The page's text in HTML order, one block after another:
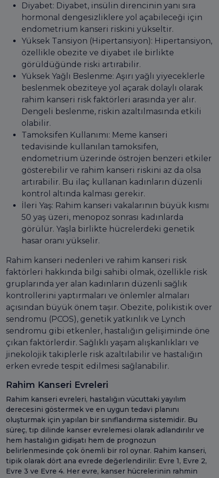
Diyabet: Diyabet, insülin direncinin yanı sıra
hormonal dengesizliklere yol açabileceği için
endometrium kanseri riskini yükseltir.
Yüksek Tansiyon (Hipertansiyon): Hipertansiyon,
özellikle obezite ve diyabet ile birlikte
görüldüğünde riski artırabilir.
Yüksek Yağlı Beslenme: Aşırı yağlı yiyeceklerle
beslenmek obeziteye yol açarak dolaylı olarak
rahim kanseri risk faktörleri arasında yer alır.
Dengeli beslenme, riskin azaltılmasında etkili
olabilir.
Tamoksifen Kullanımı: Meme kanseri
tedavisinde kullanılan tamoksifen,
endometrium üzerinde östrojen benzeri etkiler
gösterebilir ve rahim kanseri riskini az da olsa
artırabilir. Bu ilaç kullanan kadınların düzenli
kontrol altında kalması gerekir.
İleri Yaş: Rahim kanseri vakalarının büyük kısmı
50 yaş üzeri, menopoz sonrası kadınlarda
görülür. Yaşla birlikte hücrelerdeki genetik
hasar oranı yükselir.
Rahim kanseri nedenleri ve rahim kanseri risk
faktörleri hakkında bilgi sahibi olmak, özellikle risk
gruplarında yer alan kadınların düzenli sağlık
kontrollerini yaptırmaları ve önlemler almaları
açısından büyük önem taşır. Obezite, polikistik over
sendromu (PCOS), genetik yatkınlık ve Lynch
sendromu gibi etkenler, hastalığın gelişiminde öne
çıkan faktörlerdir. Sağlıklı yaşam alışkanlıkları ve
jinekolojik takiplerle risk azaltılabilir ve hastalığın
erken evrede tespit edilmesi sağlanabilir.
Rahim Kanseri Evreleri
Rahim kanseri evreleri, hastalığın vücuttaki yayılım
derecesini göstermek ve en uygun tedavi planını
oluşturmak için yapılan bir sınıflandırma sistemidir. Bu
süreç, tıp dilinde kanser evrelemesi olarak adlandırılır ve
hem hastalığın gidişatı hem de prognozun
belirlenmesinde çok önemli bir rol oynar. Rahim kanseri,
tipik olarak dört ana evrede değerlendirilir: Evre 1, Evre 2,
Evre 3 ve Evre 4. Her evre, kanser hücrelerinin rahmin